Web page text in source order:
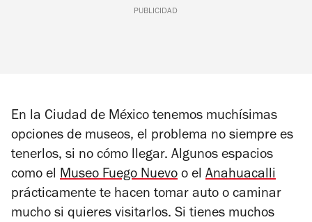
PUBLICIDAD
En la Ciudad de México tenemos muchísimas
opciones de museos, el problema no siempre es
tenerlos, si no cómo llegar. Algunos espacios
como el Museo Fuego Nuevo o el Anahuacalli
prácticamente te hacen tomar auto o caminar
mucho si quieres visitarlos. Si tienes muchos